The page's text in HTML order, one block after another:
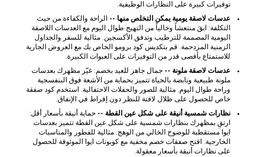
توفيرات كبيرة على النظارات الوظيفية.
عدسات لاصقة يومية يمكن التخلص منها -- الراحة والكفاءة من حيث
التكلفة: ابقَ منتعشاً وخالياً من التهيج طوال اليوم مع العدسات اللاصقة
اليومية المصممة للترطيب وتدفق الأكسجين. مثالية للسفر والجداول
الزمنية المزدحمة. قم بتكديس كود برومو الخاص بك مع العروض الجارية
للاستمتاع بأقصى قدر من التوفيرات على العبوات الكبيرة.
عدسات لاصقة ملونة -- جمال جاهز للعيد بخصم: غيّر مظهرك بعدسات
ملونة طبيعية ونابضة بالحياة تتميز بحماية من الأشعة فوق البنفسجية
وراحة طوال اليوم. مثالية للصور والحفلات الاحتفالية. استخدم كود صفقة
خاص للحصول على ظلال لافتة للنظر دون إفراط في الإنفاق.
نظارات شمسية أنيقة على شكل عين القطة -- حماية أنيقة بأسعار أقل:
ارتقِ بمظهرك بنظارات شمسية على شكل عين القطة تتميز بعدسات
ايوا مستقطبة للوضوح الخالي من الوهج. مثالية للفطور والمناسبات
الخارجية. افتح صفقات خصم مخفية مع كوبونات ايوا الموثوقة للحصول
على نظارات أنيقة بأسعار معقولة.